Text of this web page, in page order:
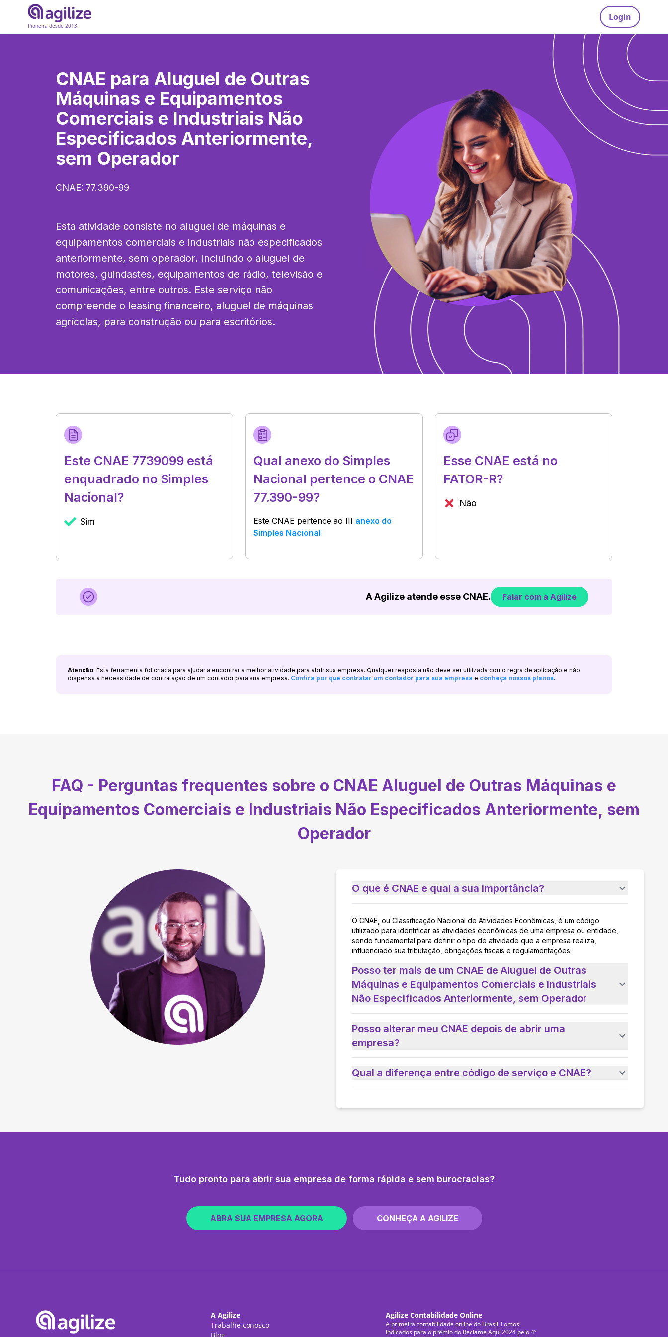
Pioneira desde 2013
Login
CNAE para Aluguel de Outras
Máquinas e Equipamentos
Comerciais e Industriais Não
Especificados Anteriormente,
sem Operador
CNAE: 77.390-99
Esta atividade consiste no aluguel de máquinas e
equipamentos comerciais e industriais não especificados
anteriormente, sem operador. Incluindo o aluguel de
motores, guindastes, equipamentos de rádio, televisão e
comunicações, entre outros. Este serviço não
compreende o leasing financeiro, aluguel de máquinas
agrícolas, para construção ou para escritórios.
Este CNAE 7739099 está
enquadrado no Simples
Nacional?
Sim
Qual anexo do Simples
Nacional pertence o CNAE
77.390-99?
Este CNAE pertence ao III anexo do
Simples Nacional
Esse CNAE está no
FATOR-R?
Não
A Agilize atende esse CNAE. Falar com a Agilize
Atenção: Esta ferramenta foi criada para ajudar a encontrar a melhor atividade para abrir sua empresa. Qualquer resposta não deve ser utilizada como regra de aplicação e não
dispensa a necessidade de contratação de um contador para sua empresa. Confira por que contratar um contador para sua empresa e conheça nossos planos.
FAQ - Perguntas frequentes sobre o CNAE Aluguel de Outras Máquinas e
Equipamentos Comerciais e Industriais Não Especificados Anteriormente, sem
Operador
O que é CNAE e qual a sua importância?
O CNAE, ou Classificação Nacional de Atividades Econômicas, é um código
utilizado para identificar as atividades econômicas de uma empresa ou entidade,
sendo fundamental para definir o tipo de atividade que a empresa realiza,
influenciado sua tributação, obrigações fiscais e regulamentações.
Posso ter mais de um CNAE de Aluguel de Outras
Máquinas e Equipamentos Comerciais e Industriais
Não Especificados Anteriormente, sem Operador
Posso alterar meu CNAE depois de abrir uma
empresa?
Qual a diferença entre código de serviço e CNAE?
Tudo pronto para abrir sua empresa de forma rápida e sem burocracias?
ABRA SUA EMPRESA AGORA CONHEÇA A AGILIZE
A Agilize
Trabalhe conosco
Blog
Agilize Contabilidade Online
A primeira contabilidade online do Brasil. Fomos
indicados para o prêmio do Reclame Aqui 2024 pelo 4º